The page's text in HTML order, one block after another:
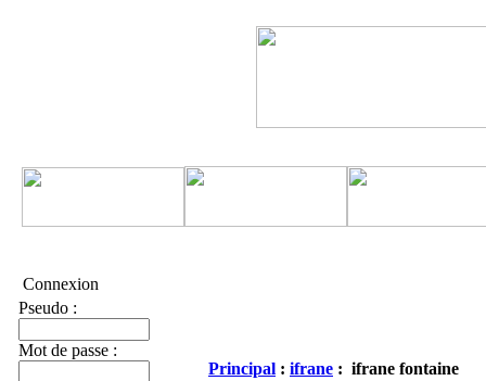
Connexion
Pseudo :
Mot de passe :
Principal : ifrane : ifrane fontaine